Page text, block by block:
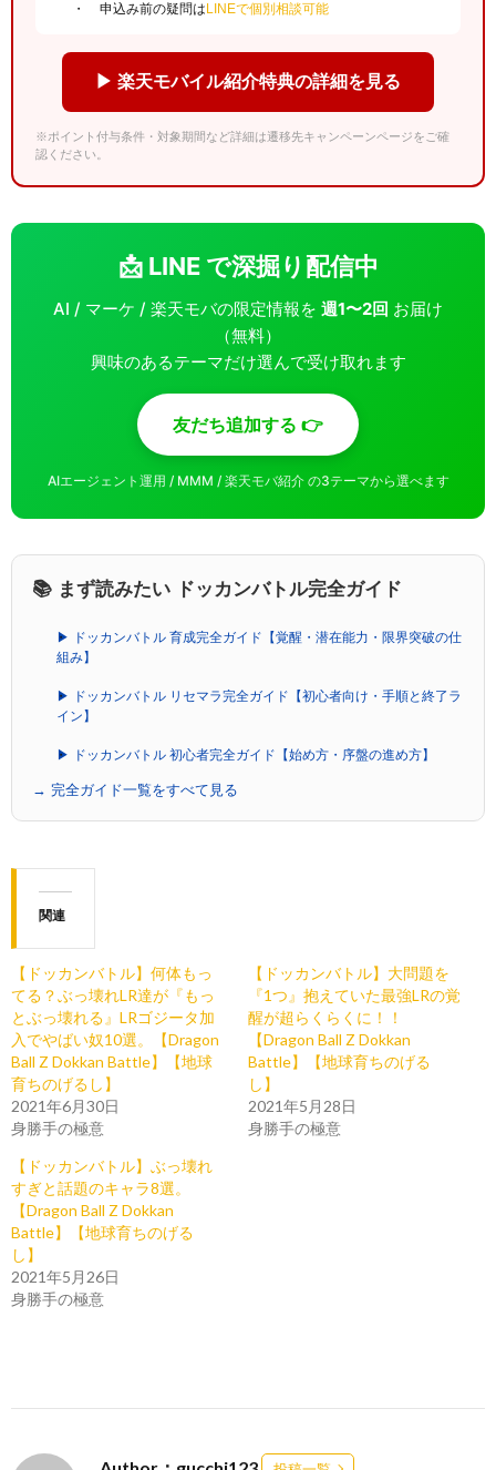
申込み前の疑問はLINEで個別相談可能
▶ 楽天モバイル紹介特典の詳細を見る
※ポイント付与条件・対象期間など詳細は遷移先キャンペーンページをご確
認ください。
📩 LINE で深掘り配信中
AI / マーケ / 楽天モバの限定情報を 週1〜2回 お届け
（無料）
興味のあるテーマだけ選んで受け取れます
友だち追加する 👉
AIエージェント運用 / MMM / 楽天モバ紹介 の3テーマから選べます
📚 まず読みたい ドッカンバトル完全ガイド
▶ ドッカンバトル 育成完全ガイド【覚醒・潜在能力・限界突破の仕
組み】
▶ ドッカンバトル リセマラ完全ガイド【初心者向け・手順と終了ラ
イン】
▶ ドッカンバトル 初心者完全ガイド【始め方・序盤の進め方】
→ 完全ガイド一覧をすべて見る
関連
【ドッカンバトル】何体もっ
てる？ぶっ壊れLR達が『もっ
とぶっ壊れる』LRゴジータ加
入でやばい奴10選。【Dragon
Ball Z Dokkan Battle】【地球
育ちのげるし】
2021年6月30日
身勝手の極意
【ドッカンバトル】大問題を
『1つ』抱えていた最強LRの覚
醒が超らくらくに！！
【Dragon Ball Z Dokkan
Battle】【地球育ちのげる
し】
2021年5月28日
身勝手の極意
【ドッカンバトル】ぶっ壊れ
すぎと話題のキャラ8選。
【Dragon Ball Z Dokkan
Battle】【地球育ちのげる
し】
2021年5月26日
身勝手の極意